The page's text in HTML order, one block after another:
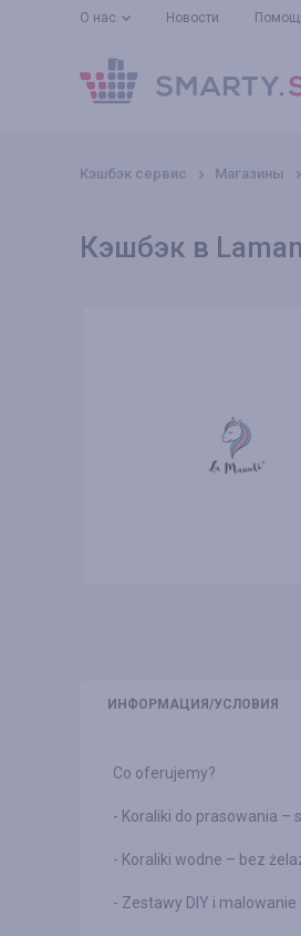
О нас Новости
Кэшбэк сервис Магазины
Кэшбэк в
ИНФО РМАЦИЯ/УСЛОВИЯ
Co oferujemy?
- Koraliki do prasowania –
- Koraliki wodne – bez
- Zestawy DIY i